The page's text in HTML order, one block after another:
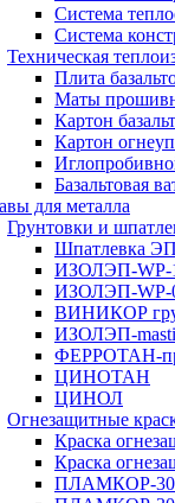
Система
Система
Техническая
Плита
Маты
Картон
Картон
Базальтовая
для металла
Грунтовки и
Шпатлевка
ИЗОЛЭП-WP-
ИЗОЛЭП-WP-
ВИНИКОР
ИЗОЛЭП-
ФЕРРОТАН-
ЦИНОТАН
ЦИНОЛ
Огнезащитные
Краска
Краска
ПЛАМКОР-